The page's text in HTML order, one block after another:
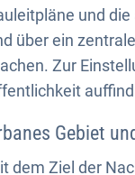
und
über ein
Zur
Gebiet
dem Ziel der